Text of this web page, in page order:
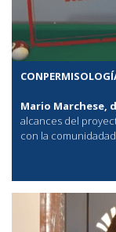
Mario Marchese,
alcances del
con la